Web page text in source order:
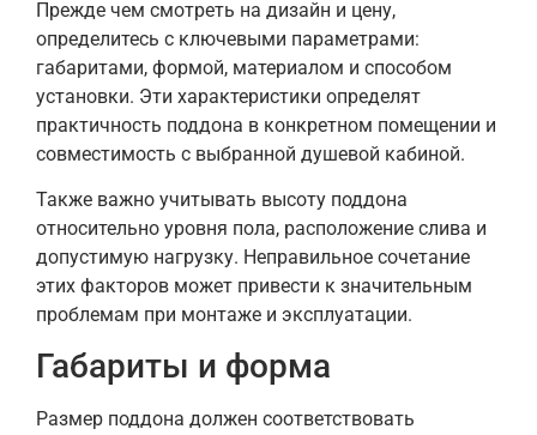
Прежде чем смотреть на дизайн и цену,
определитесь с ключевыми параметрами:
габаритами, формой, материалом и способом
установки. Эти характеристики определят
практичность поддона в конкретном помещении и
совместимость с выбранной душевой кабиной.
Также важно учитывать высоту поддона
относительно уровня пола, расположение слива и
допустимую нагрузку. Неправильное сочетание
этих факторов может привести к значительным
проблемам при монтаже и эксплуатации.
Габариты и форма
Размер поддона должен соответствовать